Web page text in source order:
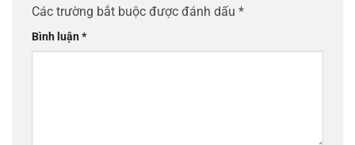
Các trường bắt buộc được đánh dấu *
Bình luận*